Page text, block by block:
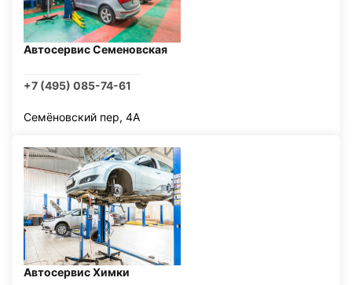
Автосервис Семеновская
+7 (495) 085-74-61
Семёновский пер, 4А
Автосервис Химки